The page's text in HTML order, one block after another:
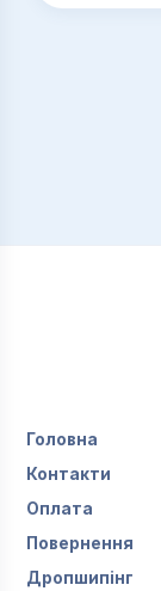
Головна
Контакти
Оплата
Повернення
Дропшипінг